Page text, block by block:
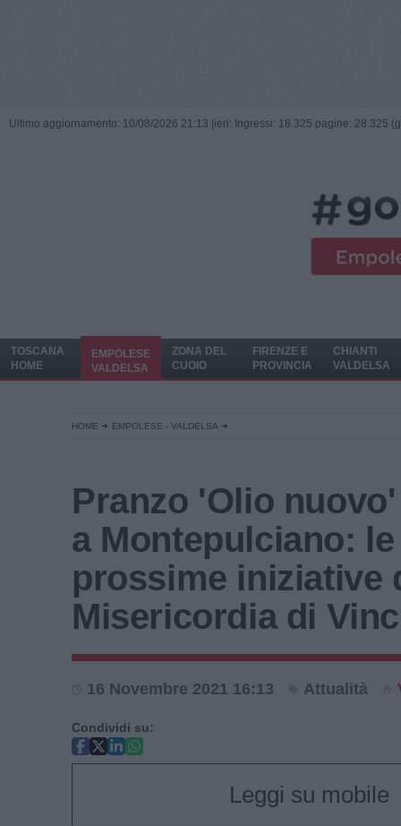
Ultimo aggiornamento: 10/08/2026 21:13 | ieri: Ingressi: 18.325 pagine: 28.325
TOSCANA
HOME
EMPOLESE
VALDELSA
ZONA DEL
CUOIO
FIRENZE E
PROVINCIA
CHIANTI
VALDELSA
HOME EMPOLESE - VALDELSA
Pranzo 'Olio
a Montepulciano: le
prossime iniziative
Misericordia di
16 Novembre 2021 16:13 Attualità
Condividi su:
Leggi su mobile